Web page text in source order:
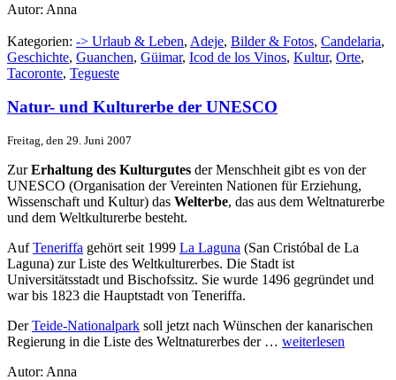
Autor: Anna
Kategorien: -> Urlaub & Leben, Adeje, Bilder & Fotos, Candelaria,
Geschichte, Guanchen, Güimar, Icod de los Vinos, Kultur, Orte,
Tacoronte, Tegueste
Natur- und Kulturerbe der UNESCO
Freitag, den 29. Juni 2007
ZurErhaltung des Kulturgutes der Menschheit gibt es von der
UNESCO (Organisation der Vereinten Nationen für Erziehung,
Wissenschaft und Kultur) das Welterbe, das aus dem Weltnaturerbe
und dem Weltkulturerbe besteht.
AufTeneriffa gehört seit 1999 La Laguna (San Cristóbal de La
Laguna) zur Liste des Weltkulturerbes. Die Stadt ist
Universitätsstadt und Bischofssitz. Sie wurde 1496 gegründet und
war bis 1823 die Hauptstadt von Teneriffa.
DerTeide-Nationalpark soll jetzt nach Wünschen der kanarischen
Regierung in die Liste des Weltnaturerbes der … weiterlesen
Autor: Anna